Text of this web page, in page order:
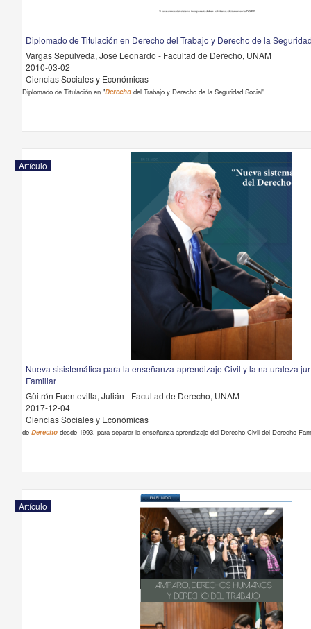
Diplomado de Titulación en Derecho del Trabajo y Derecho de la
Vargas Sepúlveda, José Leonardo - Facultad de Derecho, UNAM
2010-03-02
Ciencias Sociales y Económicas
Diplomado de Titulación en "Derechodel Trabajo y Derecho de la Seguridad Social"
Artículo
Nueva sisistemática para la enseñanza-aprendizaje Civil y la naturaleza
Familiar
Güitrón Fuentevilla, Julián - Facultad de Derecho, UNAM
2017-12-04
Ciencias Sociales y Económicas
de Derechodesde 1993, para separar la enseñanza aprendizaje del Derecho Civil del Derecho
Artículo